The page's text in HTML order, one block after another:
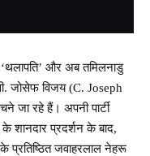
‘थलापति’ और अब तमिलनाडु
जोसेफ विजय (C. Joseph
जा रहे हैं। अपनी पार्टी
शानदार प्रदर्शन के बाद,
जवाहरलाल नेहरू